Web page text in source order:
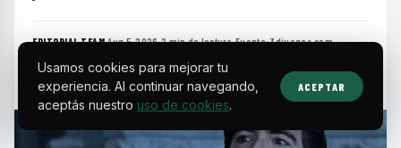
EDITORIAL TEAM·Aug 5, 2026·2 min de lectura·Fuente:3djuegos.com
Usamos cookies para mejorar tu
experiencia. Al continuar navegando,
aceptás nuestro uso de cookies.
ACEPTAR